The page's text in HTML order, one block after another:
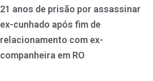
21 anos de prisão por assassinar
ex-cunhado após fim de
relacionamento com ex-
companheira em RO